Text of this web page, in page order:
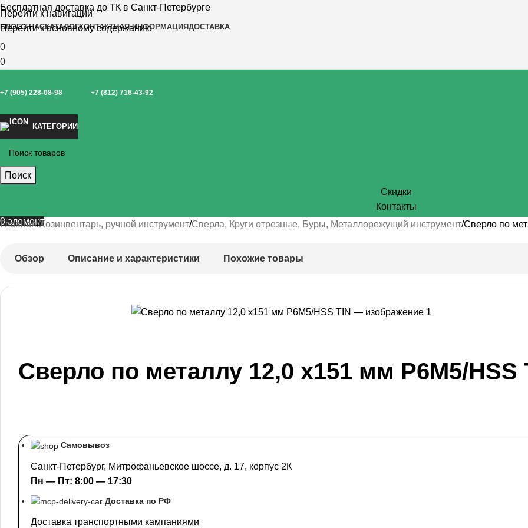
Перейти к навигации
Перейти к основному содержанию
Бесплатная доставка до ТК в Санкт-Петербурге
БЛОГО НАСКАТАЛОГКОНТАКТНАЯ ИНФОРМАЦИЯДОСТАВКА
0
0
+7 (905) 228-08-98 +7 (812) 716-43-92
КАТЕГОРИИ
Поиск
Скидки
Контакты
0элемент
Главная Хозинвентарь, ручной инструмент Сверла, Круги отрезные, Буры, Металлорежущий инструмент Сверло по
Обзор Описание и характеристики Похожие товары
Сверло по металлу 12,0 х151 мм P6M5/HSS
Самовывоз
Санкт-Петербург, Митрофаньевское шоссе, д. 17, корпус 2К
Пн — Пт: 8:00 — 17:30
Доставка по РФ
Доставка транспортными кампаниями